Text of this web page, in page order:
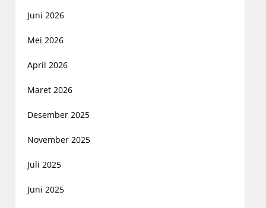
Juni 2026
Mei 2026
April 2026
Maret 2026
Desember 2025
November 2025
Juli 2025
Juni 2025